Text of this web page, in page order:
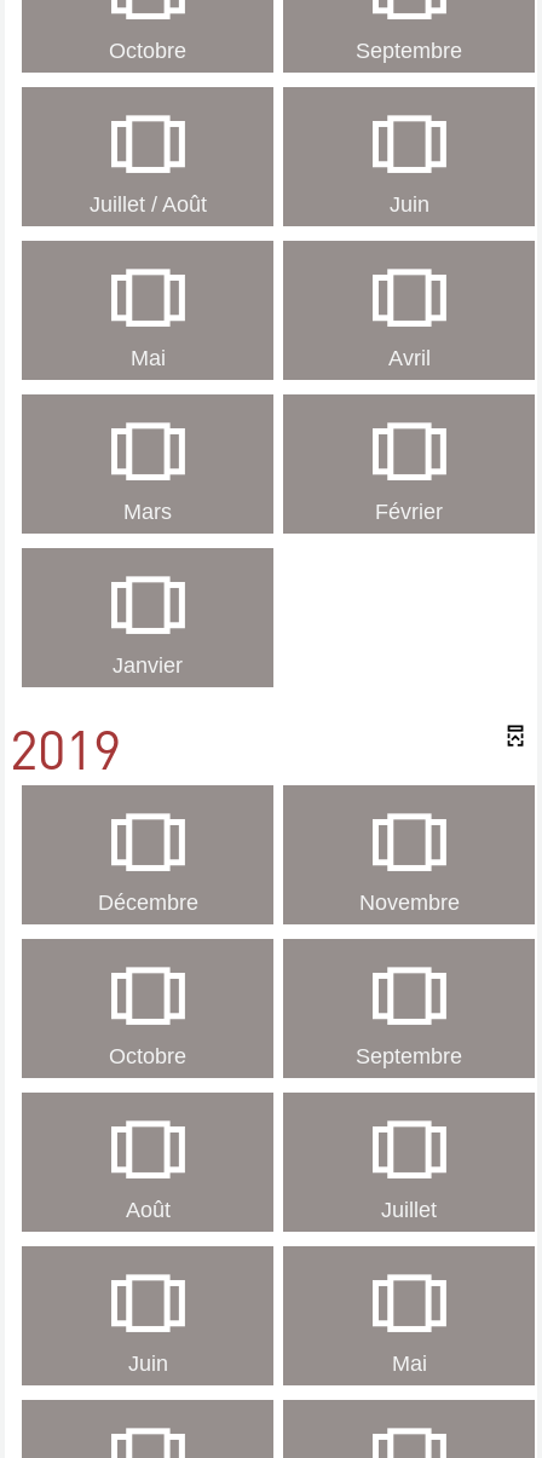
Octobre Septembre
Juillet / Août Juin
Mai Avril
Mars Février
Janvier
2019
Décembre Novembre
Octobre Septembre
Août Juillet
Juin Mai